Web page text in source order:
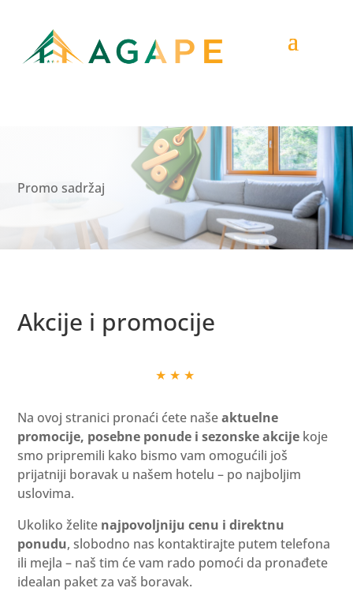
Promo sadržaj
Akcije i promocije
★ ★ ★
Na ovoj stranici pronaći ćete našeaktuelne
promocije, posebne ponude i sezonske akcije koje
smo pripremili kako bismo vam omogućili još
prijatniji boravak u našem hotelu – po najboljim
uslovima.
Ukoliko želite najpovoljniju cenu i direktnu
ponudu, slobodno nas kontaktirajte putem telefona
ili mejla – naš tim će vam rado pomoći da pronađete
idealan paket za vaš boravak.